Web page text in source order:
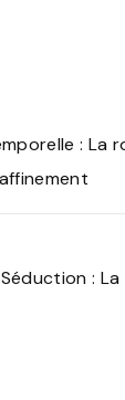
: La
: La